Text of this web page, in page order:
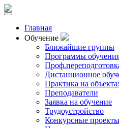
Главная
Обучение
Ближайшие группы
Программы
Дистанционное
Практика на
Преподаватели
Заявка на обучение
Трудоустройство
Конкурсные проекты